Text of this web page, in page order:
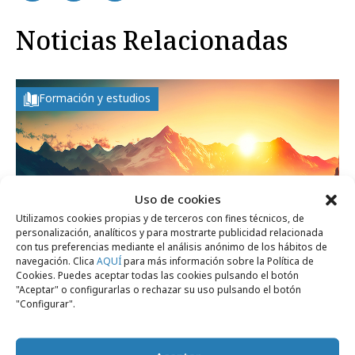
Uso de cookies
Utilizamos cookies propias y de terceros con fines técnicos, de
personalización, analíticos y para mostrarte publicidad relacionada
con tus preferencias mediante el análisis anónimo de los hábitos de
navegación. Clica AQUÍpara más información sobre la Política de
Cookies. Puedes aceptar todas las cookies pulsando el botón
"Aceptar" o configurarlas o rechazar su uso pulsando el botón
"Configurar".
Noticias Relacionadas
Formación y estudios
jueves, 16 de julio 2026